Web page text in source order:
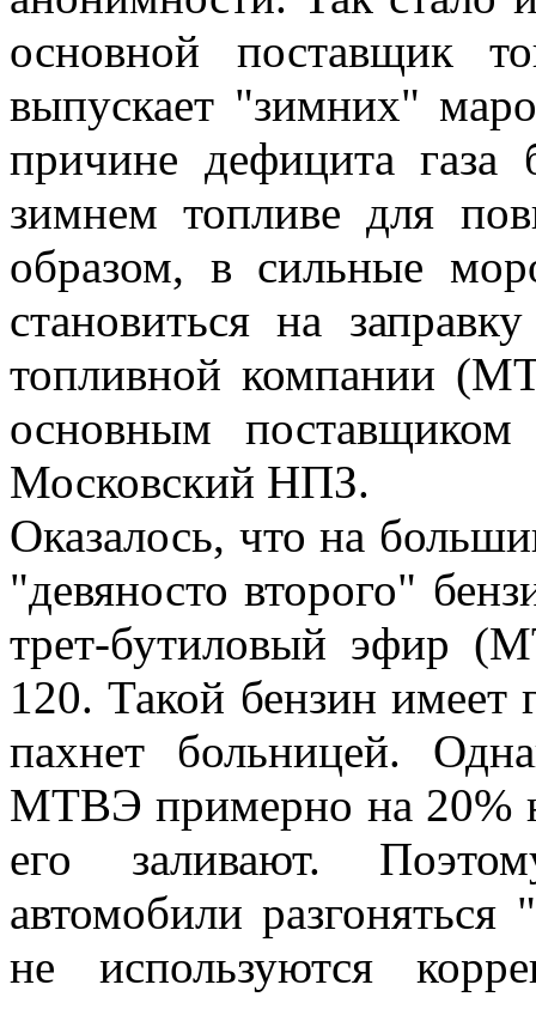
основной поставщик
выпускает "зимних"
причине дефицита газа
зимнем топливе для
образом, в сильные
становиться на
топливной компании
основным
Московский НПЗ.
Оказалось, что на
"девяносто второго"
трет-бутиловый эфир
120. Такой бензин имеет
пахнет больницей.
МТВЭ примерно на 20%
его заливают.
автомобили
не используются